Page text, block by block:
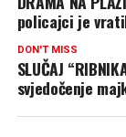
policajci je
DON'T MISS
SLUČAJ
svjedočenje